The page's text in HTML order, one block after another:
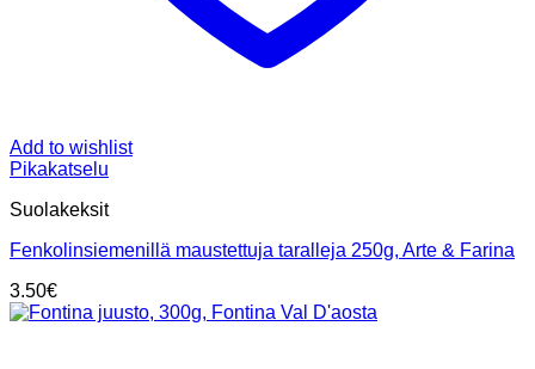
Add to wishlist
Pikakatselu
Suolakeksit
Fenkolinsiemenillä maustettuja taralleja 250g, Arte & Farina
3.50€